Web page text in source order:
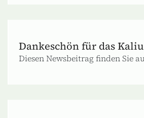
Dankeschön für das
Diesen Newsbeitrag finden Sie